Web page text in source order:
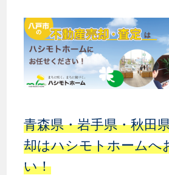
青森県・岩手県・秋田
却はハシモトホームへ
い！